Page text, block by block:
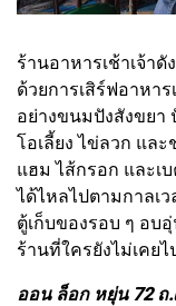
ร้านอาหารเช้าเจ้า
ด้วยการเสิร์ฟอาหาร
อย่างขนมปังสังขยา
โอเลี้ยง ไข่ลวก แล
แฮม ไส้กรอก และเ
ได้ไหลไปตามกาลเ
ตู้เก็บของรอบ ๆ อบ
ร้านที่ใครยังไม่เคย
ออน ล็อก หยุ่น 72 ถ.